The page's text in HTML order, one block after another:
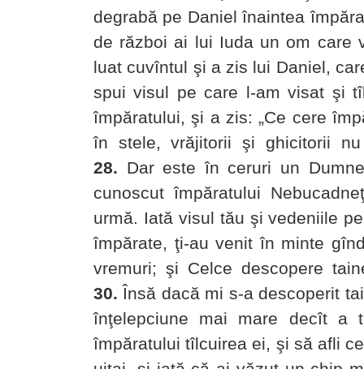
degrabă pe Daniel înaintea
de război ai lui Iuda un om care
luat cuvîntul şi a zis lui Daniel,
spui visul pe care l-am visat şi
împăratului, şi a zis: „Ce cere
în stele, vrăjitorii şi ghicitorii
28. Dar este în ceruri un
cunoscut împăratului
urmă. Iată visul tău şi vedeniile
împărate, ţi-au venit în minte
vremuri; şi Celce descopere
30. Însă dacă mi s-a descoperit
înţelepciune mai mare decît
împăratului tîlcuirea ei, şi să afli